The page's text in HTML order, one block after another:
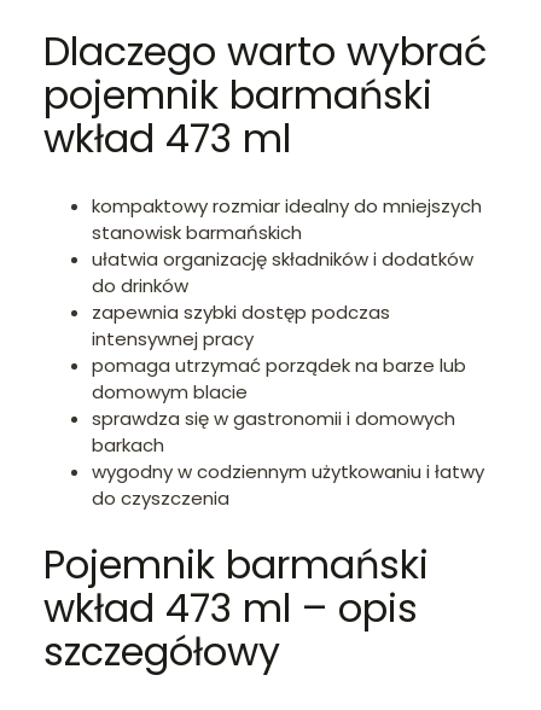
Dlaczego warto wybrać
pojemnik barmański
wkład 473 ml
kompaktowy rozmiar idealny do mniejszych
stanowisk barmańskich
ułatwia organizację składników i dodatków
do drinków
zapewnia szybki dostęp podczas
intensywnej pracy
pomaga utrzymać porządek na barze lub
domowym blacie
sprawdza się w gastronomii i domowych
barkach
wygodny w codziennym użytkowaniu i łatwy
do czyszczenia
Pojemnik barmański
wkład 473 ml – opis
szczegółowy